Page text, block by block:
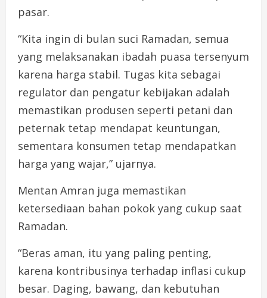
pasar.
“Kita ingin di bulan suci Ramadan, semua
yang melaksanakan ibadah puasa tersenyum
karena harga stabil. Tugas kita sebagai
regulator dan pengatur kebijakan adalah
memastikan produsen seperti petani dan
peternak tetap mendapat keuntungan,
sementara konsumen tetap mendapatkan
harga yang wajar,” ujarnya.
Mentan Amran juga memastikan
ketersediaan bahan pokok yang cukup saat
Ramadan.
“Beras aman, itu yang paling penting,
karena kontribusinya terhadap inflasi cukup
besar. Daging, bawang, dan kebutuhan